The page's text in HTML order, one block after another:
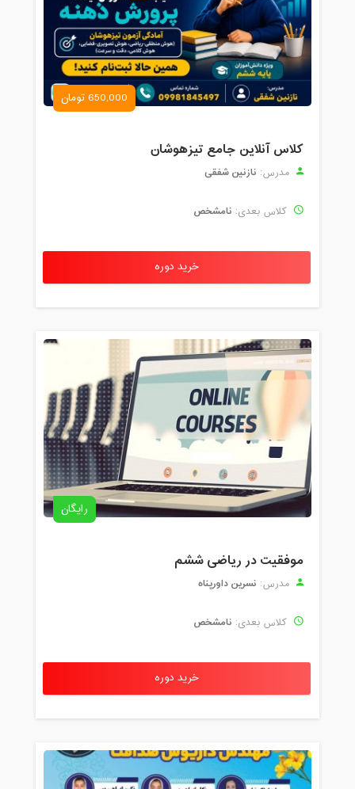
650,000 تومان
کلاس آنلاین جامع تیزهوشان
مدرس: نازنین شفقی
کلاس بعدی: نامشخص
خرید دوره
رایگان
موفقیت در ریاضی ششم
مدرس: نسرین داورپناه
کلاس بعدی: نامشخص
خرید دوره